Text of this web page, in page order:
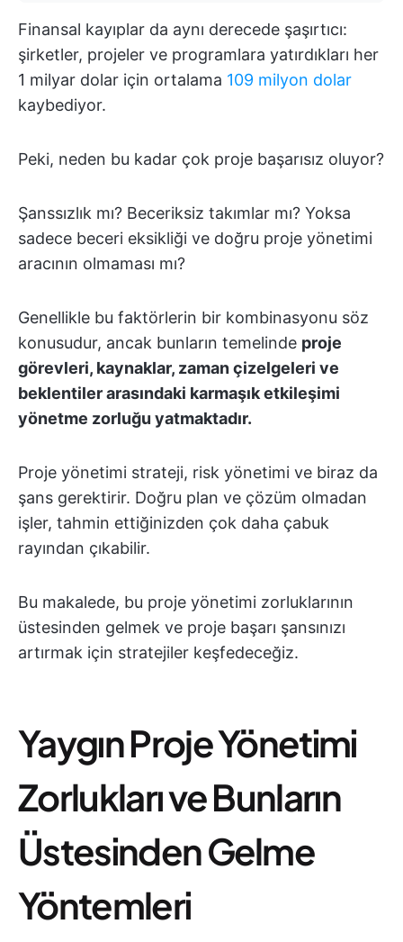
Finansal kayıplar da aynı derecede şaşırtıcı:
şirketler, projeler ve programlara yatırdıkları her
1 milyar dolar için ortalama 109 milyon dolar
kaybediyor.
Peki, neden bu kadar çok proje başarısız oluyor?
Şanssızlık mı? Beceriksiz takımlar mı? Yoksa
sadece beceri eksikliği ve doğru proje yönetimi
aracının olmaması mı?
Genellikle bu faktörlerin bir kombinasyonu söz
konusudur, ancak bunların temelinde proje
görevleri, kaynaklar, zaman çizelgeleri ve
beklentiler arasındaki karmaşık etkileşimi
yönetme zorluğu yatmaktadır.
Proje yönetimi strateji, risk yönetimi ve biraz da
şans gerektirir. Doğru plan ve çözüm olmadan
işler, tahmin ettiğinizden çok daha çabuk
rayından çıkabilir.
Bu makalede, bu proje yönetimi zorluklarının
üstesinden gelmek ve proje başarı şansınızı
artırmak için stratejiler keşfedeceğiz.
Yaygın Proje Yönetimi
Zorlukları ve Bunların
Üstesinden Gelme
Yöntemleri